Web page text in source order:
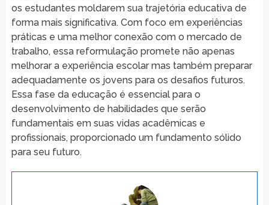
os estudantes moldarem sua trajetória educativa de
forma mais significativa. Com foco em experiências
práticas e uma melhor conexão com o mercado de
trabalho, essa reformulação promete não apenas
melhorar a experiência escolar mas também preparar
adequadamente os jovens para os desafios futuros.
Essa fase da educação é essencial para o
desenvolvimento de habilidades que serão
fundamentais em suas vidas acadêmicas e
profissionais, proporcionado um fundamento sólido
para seu futuro.